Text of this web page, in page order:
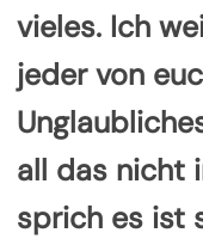
vieles. Ich
jeder von
all das nicht
sprich es ist